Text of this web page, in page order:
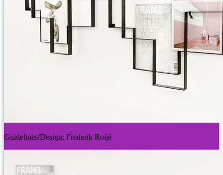
Guidelines/Design: Frederik Roijé